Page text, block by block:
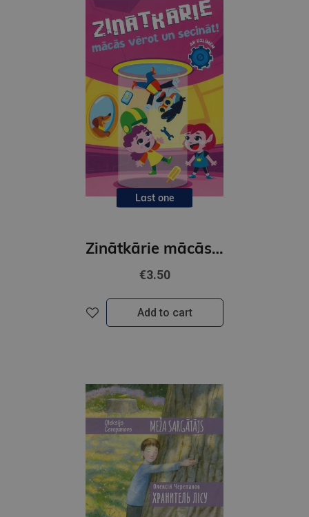
Last one
Zinātkārie mācās vērot un secināt. Ar uzlīmēm
€3.50
Add to cart